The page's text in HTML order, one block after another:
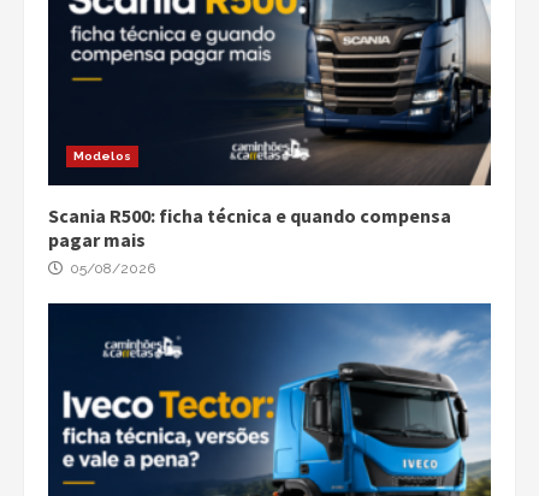
Modelos
Scania R500: ficha técnica e quando compensa
pagar mais
05/08/2026